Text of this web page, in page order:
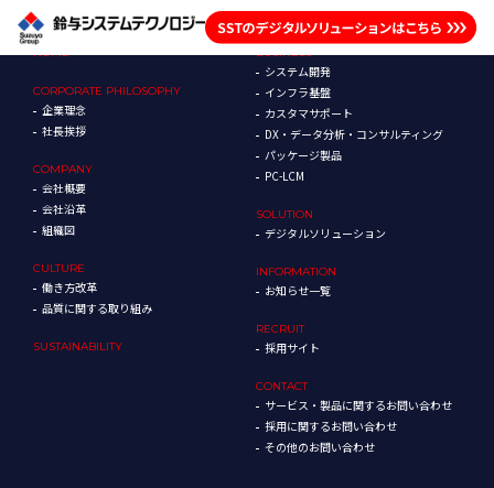
HOME
CORPORATE PHILOSOPHY
企業理念
社長挨拶
COMPANY
会社概要
会社沿革
組織図
CULTURE
働き方改革
品質に関する取り組み
SUSTAINABILITY
BUSINESS
システム開発
インフラ基盤
カスタマサポート
DX・データ分析・コンサルティング
パッケージ製品
PC-LCM
SOLUTION
デジタルソリューション
INFORMATION
お知らせ一覧
RECRUIT
採用サイト
CONTACT
サービス・製品に関するお問い合わせ
採用に関するお問い合わせ
その他のお問い合わせ